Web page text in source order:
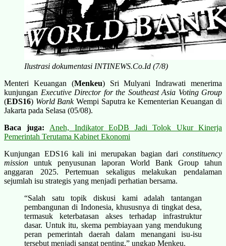
Ilustrasi dokumentasi INTINEWS.Co.Id (7/8)
Menteri Keuangan (Menkeu) Sri Mulyani Indrawati menerima
kunjungan Executive Director for the Southeast Asia Voting Group
(EDS16) World BankWempi Saputra ke Kementerian Keuangan di
Jakarta pada Selasa (05/08).
Baca juga:
Aneh, Indikator EoDB Jadi Tolok Ukur Kinerja
Pemerintah Terutama Kabinet Ekonomi
Kunjungan EDS16 kali ini merupakan bagian dari constituency
mission untuk penyusunan laporan World Bank Group tahun
anggaran 2025. Pertemuan sekaligus melakukan pendalaman
sejumlah isu strategis yang menjadi perhatian bersama.
“Salah satu topik diskusi kami adalah tantangan
pembangunan di Indonesia, khususnya di tingkat desa,
termasuk keterbatasan akses terhadap infrastruktur
dasar. Untuk itu, skema pembiayaan yang mendukung
peran pemerintah daerah dalam menangani isu-isu
tersebut menjadi sangat penting,” ungkap Menkeu.